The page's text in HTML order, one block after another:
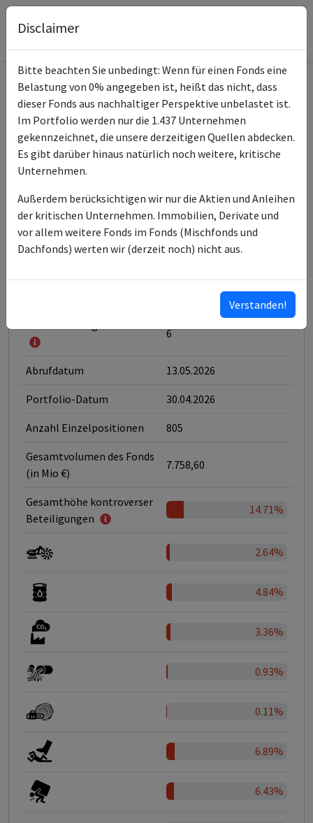
Informationen zum Fonds
Name
iShares MSCI EM UCITS
ETF USD (Acc)
ISIN des Fonds
Typ des Fonds ETF
Fondsmanagement
BlackRock Asset
Management Ireland Ltd
BlackRock Advisors (UK)
6
Abrufdatum 13.05.2026
Portfolio-Datum 30.04.2026
Anzahl Einzelpositionen 805
Gesamtvolumen des Fonds
(in Mio €)
7.758,60
Gesamthöhe kontroverser
Beteiligungen
14.71%
2.64%
4.84%
3.36%
0.93%
0.11%
6.89%
6.43%
Disclaimer
Bitte beachten Sie unbedingt: Wenn für einen Fonds eine
Belastung von 0% angegeben ist, heißt das nicht, dass
dieser Fonds aus nachhaltiger Perspektive unbelastet ist.
Im Portfolio werden nur die 1.437 Unternehmen
gekennzeichnet, die unsere derzeitigen Quellen abdecken.
Es gibt darüber hinaus natürlich noch weitere, kritische
Unternehmen.
Außerdem berücksichtigen wir nur die Aktien und Anleihen
der kritischen Unternehmen. Immobilien, Derivate und
vor allem weitere Fonds im Fonds (Mischfonds und
Dachfonds) werten wir (derzeit noch) nicht aus.
Verstanden!